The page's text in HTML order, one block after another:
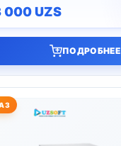
000UZS
ПОДРОБНЕЕ